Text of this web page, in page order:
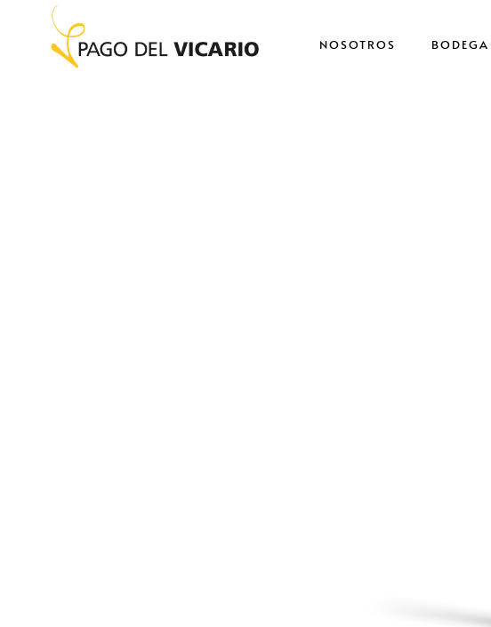
NOSOTROS BODEGA